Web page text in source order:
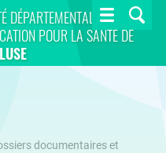
DÉPARTEMENTAL
POUR LA SANTÉ DE
documentaires et